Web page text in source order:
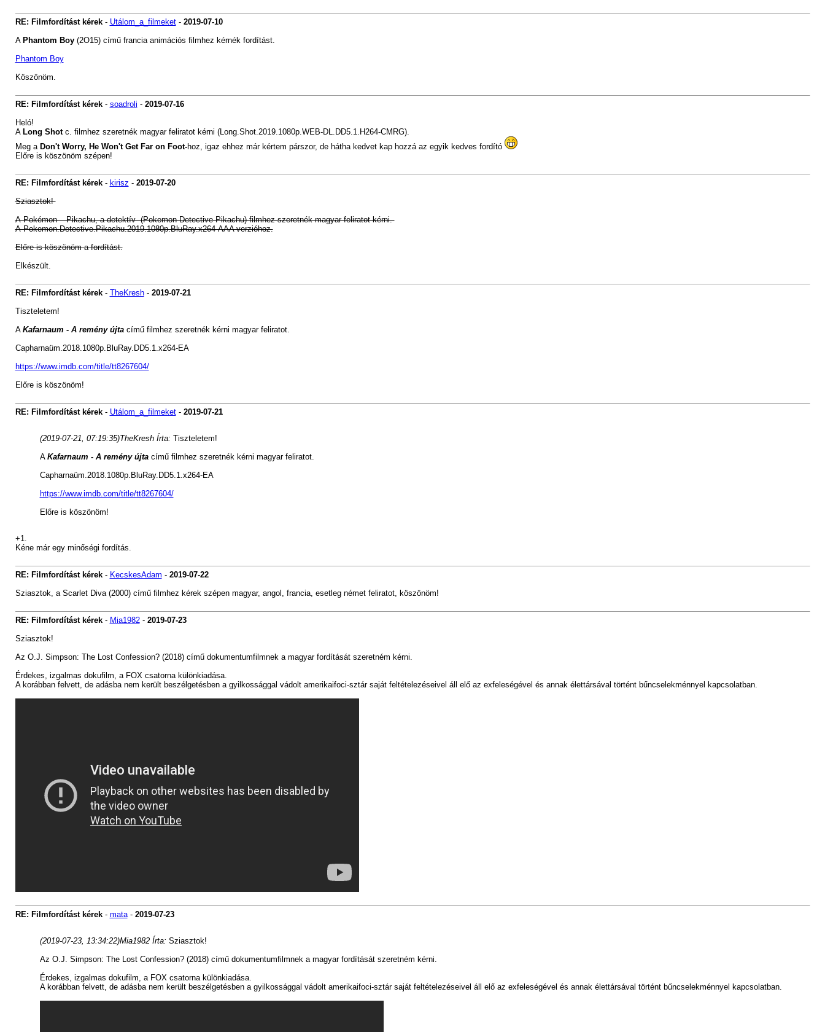
RE: Filmfordítást kérek- Utálom_a_filmeket- 2019-07-10
A Phantom Boy(2O15) című francia animációs filmhez kérnék fordítást.
Phantom Boy
Köszönöm.
RE: Filmfordítást kérek- soadroli - 2019-07-16
Heló!
A Long Shotc. filmhez szeretnék magyar feliratot kérni (Long.Shot.2019.1080p.WEB-DL.DD5.1.H264-CMRG).
Meg a Don't Worry, He Won't Get Far on Foot-hoz, igaz ehhez már kértem párszor, de hátha kedvet kap hozzá az egyik kedves fordító
Előre is köszönöm szépen!
RE: Filmfordítást kérek- kirisz - 2019-07-20
Sziasztok!
A Pokémon – Pikachu, a detektív (Pokemon Detective Pikachu) filmhez szeretnék magyar feliratot kérni.
A Pokemon.Detective.Pikachu.2019.1080p.BluRay.x264-AAA verzióhoz.
Előre is köszönöm a fordítást.
Elkészült.
RE: Filmfordítást kérek- TheKresh- 2019-07-21
Tiszteletem!
A Kafarnaum - A remény újtacímű filmhez szeretnék kérni magyar feliratot.
Capharnaüm.2018.1080p.BluRay.DD5.1.x264-EA
https://www.imdb.com/title/tt8267604/
Előre is köszönöm!
RE: Filmfordítást kérek- Utálom_a_filmeket- 2019-07-21
(2019-07-21, 07:19:35)TheKresh Írta: Tiszteletem!
A Kafarnaum - A remény újtacímű filmhez szeretnék kérni magyar feliratot.
Capharnaüm.2018.1080p.BluRay.DD5.1.x264-EA
https://www.imdb.com/title/tt8267604/
Előre is köszönöm!
+1.
Kéne már egy minőségi fordítás.
RE: Filmfordítást kérek- KecskesAdam - 2019-07-22
Sziasztok, a Scarlet Diva (2000) című filmhez kérek szépen magyar, angol, francia, esetleg német feliratot, köszönöm!
RE: Filmfordítást kérek- Mia1982- 2019-07-23
Sziasztok!
Az O.J. Simpson: The Lost Confession? (2018) című dokumentumfilmnek a magyar fordítását szeretném kérni.
Érdekes, izgalmas dokufilm, a FOX csatorna különkiadása.
A korábban felvett, de adásba nem került beszélgetésben a gyilkossággal vádolt amerikaifoci-sztár saját feltételezéseivel áll elő az exfeleségével és annak élettársával történt bűncselekménnyel kapcsolatban.
RE: Filmfordítást kérek- mata- 2019-07-23
(2019-07-23, 13:34:22)Mia1982 Írta: Sziasztok!
Az O.J. Simpson: The Lost Confession? (2018) című dokumentumfilmnek a magyar fordítását szeretném kérni.
Érdekes, izgalmas dokufilm, a FOX csatorna különkiadása.
A korábban felvett, de adásba nem került beszélgetésben a gyilkossággal vádolt amerikaifoci-sztár saját feltételezéseivel áll elő az exfeleségével és annak élettársával történt bűncselekménnyel kapcsolatban.